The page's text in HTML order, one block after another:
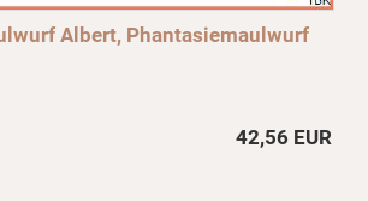
Albert, Phantasiemaulwurf
42,56 EUR